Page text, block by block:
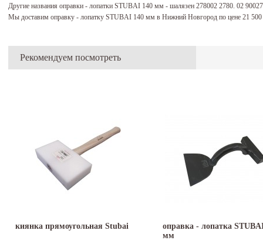
Другие названия оправки - лопатки STUBAI 140 мм - шалязен 278002 2780. 02
Мы доставим оправку - лопатку STUBAI 140 мм в Нижний Новгород по цене 21 500
Рекомендуем посмотреть
киянка прямоугольная Stubai
оправка - лопатка
мм